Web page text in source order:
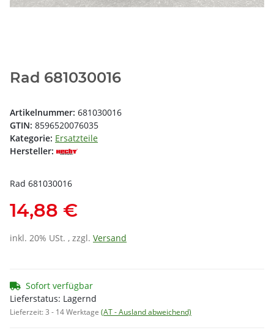
Rad 681030016
Artikelnummer: 681030016
GTIN: 8596520076035
Kategorie: Ersatzteile
Hersteller:
Rad 681030016
14,88 €
inkl. 20% USt. , zzgl. Versand
Sofort verfügbar
Lieferstatus: Lagernd
Lieferzeit:3 - 14 Werktage (AT - Ausland abweichend)